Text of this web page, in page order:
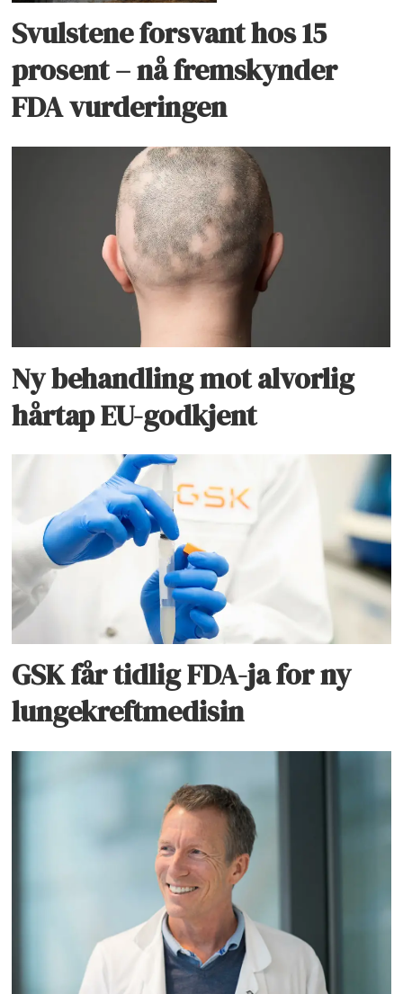
Svulstene forsvant hos 15
prosent – nå fremskynder
FDA vurderingen
Ny behandling mot alvorlig
hårtap EU-godkjent
GSK får tidlig FDA-ja for ny
lungekreftmedisin